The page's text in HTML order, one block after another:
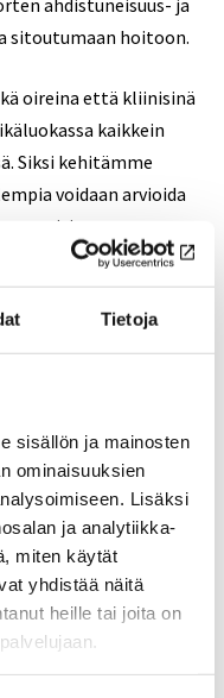
Tietoja
sisällön ja mainosten
ominaisuuksien
Lisäksi
ja analytiikka-
miten käytät
yhdistää näitä
heille tai joita on
ahdistuneisuus- ja
sitoutumaan hoitoon.
oireina että kliinisinä
kaikkein
Siksi kehitämme
voidaan arvioida
ne toisistaan.
ja
vähentäminen.
ammattilaisten kanssa
jossa niitä
ulkopuolelle ja
mielenterveystyön